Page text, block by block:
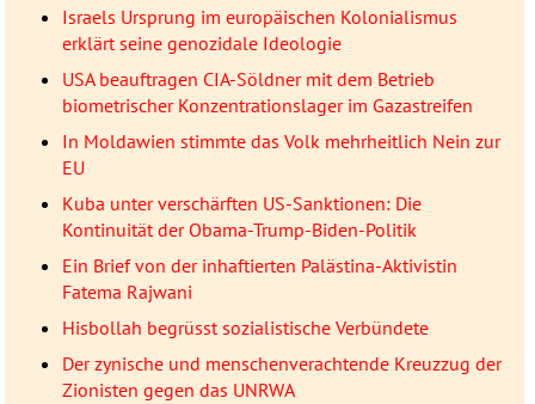
Israels Ursprung im europäischen Kolonialismus
erklärt seine genozidale Ideologie
USA beauftragen CIA-Söldner mit dem Betrieb
biometrischer Konzentrationslager im Gazastreifen
In Moldawien stimmte das Volk mehrheitlich Nein zur
EU
Kuba unter verschärften US-Sanktionen: Die
Kontinuität der Obama-Trump-Biden-Politik
Ein Brief von der inhaftierten Palästina-Aktivistin
Fatema Rajwani
Hisbollah begrüsst sozialistische Verbündete
Der zynische und menschenverachtende Kreuzzug der
Zionisten gegen das UNRWA